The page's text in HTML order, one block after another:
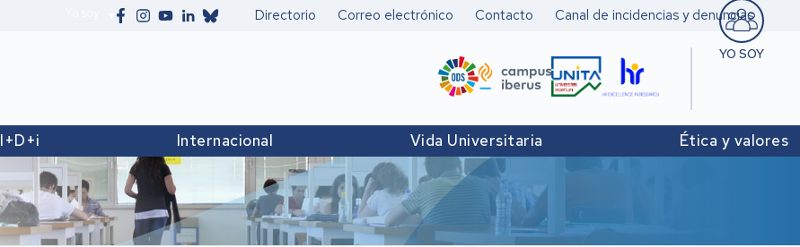
Secundario
Directorio Correo electrónico Contacto Canal de incidencias y denuncias
YO SOY
Pers.
I+D+i Internacional Vida Universitaria Ética y valores